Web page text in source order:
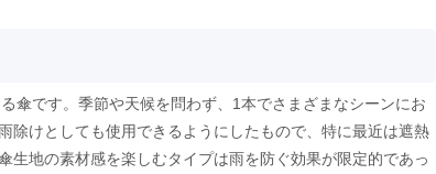
傘です。季節や天候を問わず、1本でさまざまなシーンにお
除けとしても使用できるようにしたもので、特に最近は遮熱
地の素材感を楽しむタイプは雨を防ぐ効果が限定的であっ